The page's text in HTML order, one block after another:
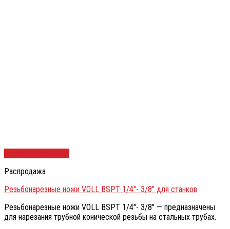
Распродажа
Резьбонарезные ножи VOLL BSPT 1/4″- 3/8″ для станков
Резьбонарезные ножи VOLL BSPT 1/4″- 3/8″ — предназначены
для нарезания трубной конической резьбы на стальных трубах.